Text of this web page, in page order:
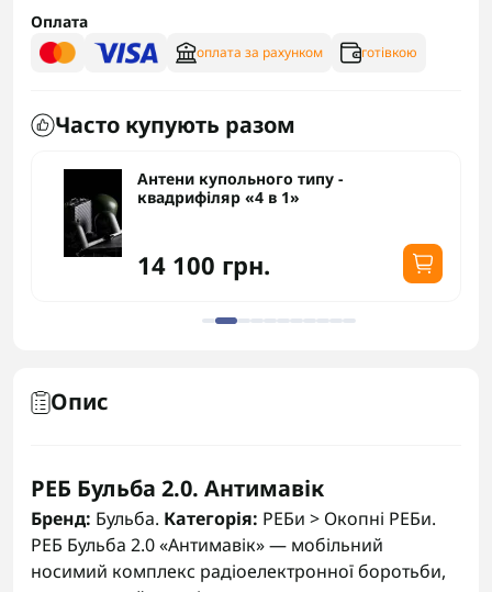
Оплата
оплата за рахунком готівкою
Часто купують разом
Антени купольного типу -
квадрифіляр «4 в 1»
14 100 грн.
Опис
РЕБ Бульба 2.0. Антимавік
Бренд: Бульба. Категорія: РЕБи > Окопні РЕБи.
РЕБ Бульба 2.0 «Антимавік» — мобільний
носимий комплекс радіоелектронної боротьби,